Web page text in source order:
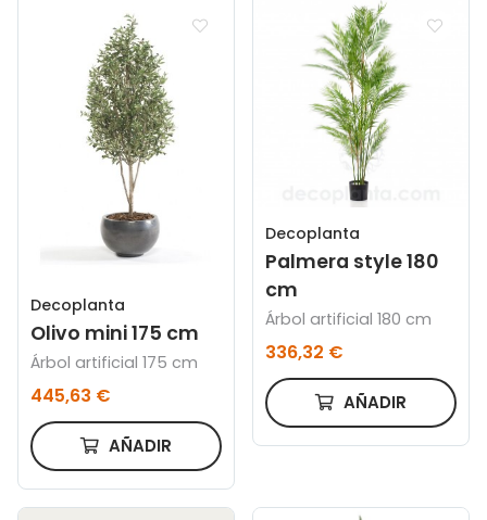
Decoplanta
Olivo mini 175 cm
Árbol artificial 175 cm
445,63 €
AÑADIR
Decoplanta
Palmera style 180
cm
Árbol artificial 180 cm
336,32 €
AÑADIR